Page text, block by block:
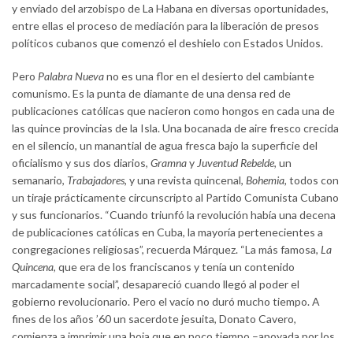
y enviado del arzobispo de La Habana en diversas oportunidades,
entre ellas el proceso de mediación para la liberación de presos
políticos cubanos que comenzó el deshielo con Estados Unidos.
Pero Palabra Nuevano es una flor en el desierto del cambiante
comunismo. Es la punta de diamante de una densa red de
publicaciones católicas que nacieron como hongos en cada una de
las quince provincias de la Isla. Una bocanada de aire fresco crecida
en el silencio, un manantial de agua fresca bajo la superficie del
oficialismo y sus dos diarios, Gramnay Juventud Rebelde, un
semanario, Trabajadores, y una revista quincenal, Bohemia, todos con
un tiraje prácticamente circunscripto al Partido Comunista Cubano
y sus funcionarios. “Cuando triunfó la revolución había una decena
de publicaciones católicas en Cuba, la mayoría pertenecientes a
congregaciones religiosas”, recuerda Márquez. “La más famosa, La
Quincena, que era de los franciscanos y tenía un contenido
marcadamente social”, desapareció cuando llegó al poder el
gobierno revolucionario. Pero el vacío no duró mucho tiempo. A
fines de los años ’60 un sacerdote jesuita, Donato Cavero,